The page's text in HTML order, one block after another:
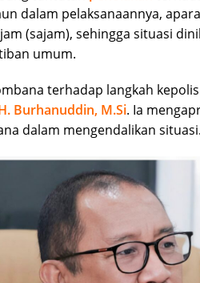
dalam pelaksanaannya,
(sajam), sehingga situasi
umum.
terhadap langkah
Burhanuddin, M.Si. Ia
dalam mengendalikan situasi.